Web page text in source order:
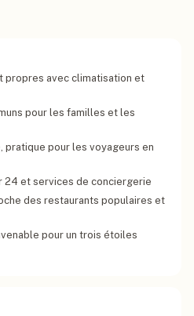
propres avec climatisation et
pour les familles et les
pratique pour les voyageurs en
24 et services de conciergerie
des restaurants populaires et
pour un trois étoiles